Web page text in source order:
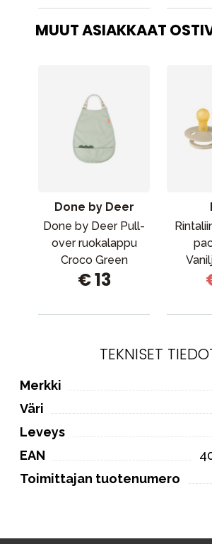
MUUT ASIAKKAAT
Done by Deer
Done by Deer Pull-
over ruokalappu
Croco Green
€ 13
TEKNISET
Merkki
Väri
Leveys
EAN
Toimittajan tuotenumero